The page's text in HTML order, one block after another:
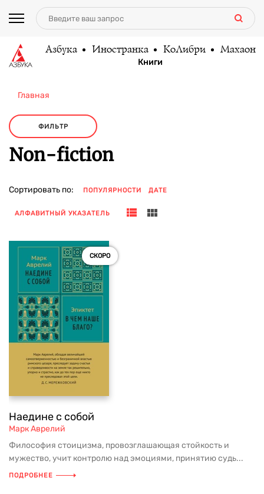
Азбука Иностранка КоЛибри Махаон
Книги
Главная
ФИЛЬТР
Non-fiction
Сортировать по: ПОПУЛЯРНОСТИ ДАТЕ
АЛФАВИТНЫЙ УКАЗАТЕЛЬ
СКОРО
Наедине с собой
Марк Аврелий
Философия стоицизма, провозглашающая стойкость и
мужество, учит контролю над эмоциями, принятию судь...
ПОДРОБНЕЕ